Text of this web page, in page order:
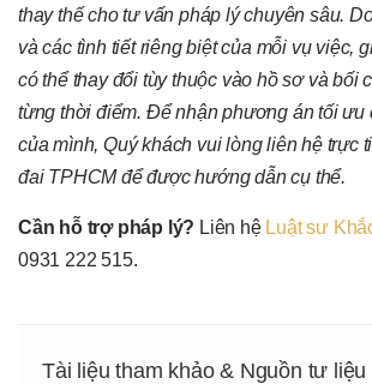
thay thế cho tư vấn pháp lý chuyên sâu.
và các tình tiết riêng biệt của mỗi vụ việc,
có thể thay đổi tùy thuộc vào hồ sơ và bối
từng thời điểm. Để nhận phương án tối ưu
của mình, Quý khách vui lòng liên hệ trực
đai TPHCM để được hướng dẫn cụ thể.
Cần hỗ trợ pháp lý? Liên hệ Luật sư
0931 222 515.
Tài liệu tham khảo & Nguồn tư liệu